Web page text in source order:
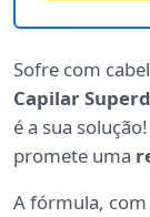
Sofre com
Capilar
é a sua
promete uma
A fórmula, com